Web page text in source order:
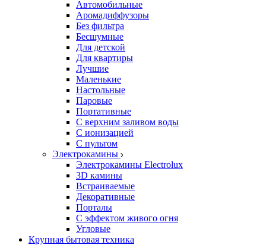
Автомобильные
Аромадиффузоры
Без фильтра
Бесшумные
Для детской
Для квартиры
Лучшие
Маленькие
Настольные
Паровые
Портативные
С верхним заливом воды
С ионизацией
С пультом
Электрокамины
Электрокамины Electrolux
3D камины
Встраиваемые
Декоративные
Порталы
С эффектом живого огня
Угловые
Крупная бытовая техника